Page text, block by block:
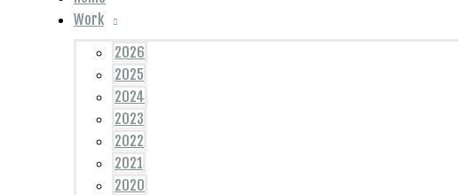
Work
2026
2025
2024
2023
2022
2021
2020